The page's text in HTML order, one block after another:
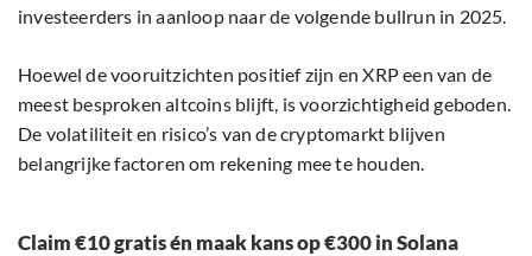
investeerders in aanloop naar de volgende bullrun in 2025.
Hoewel de vooruitzichten positief zijn en XRP een van de
meest besproken altcoins blijft, is voorzichtigheid geboden.
De volatiliteit en risico’s van de cryptomarkt blijven
belangrijke factoren om rekening mee te houden.
Claim €10 gratis én maak kans op €300 in Solana